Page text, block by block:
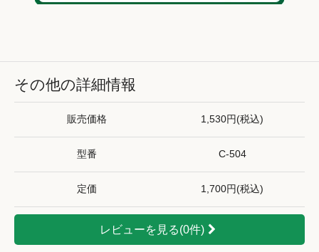
その他の詳細情報
販売価格 1,530円(税込)
型番 C-504
定価 1,700円(税込)
レビューを見る(0件)